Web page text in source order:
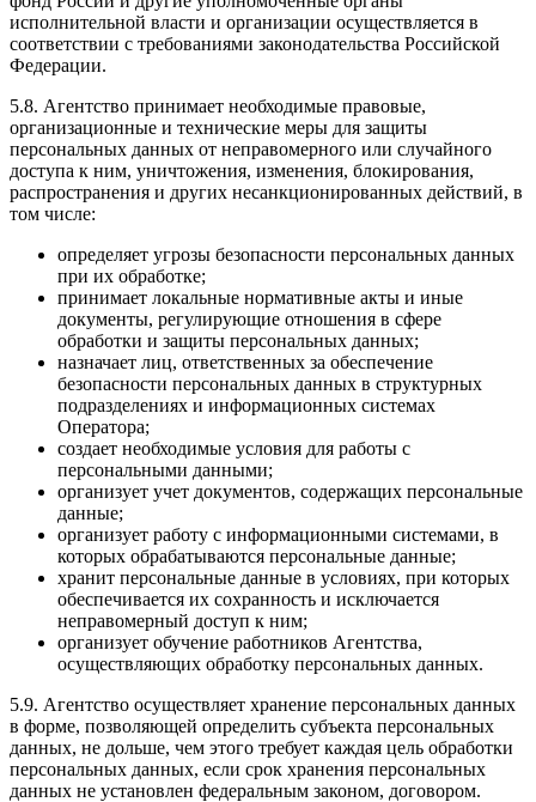
исполнительной власти и организации осуществляется в
соответствии с требованиями законодательства Российской
Федерации.
5.8. Агентство принимает необходимые правовые,
организационные и технические меры для защиты
персональных данных от неправомерного или случайного
доступа к ним, уничтожения, изменения, блокирования,
распространения и других несанкционированных действий, в
том числе:
определяет угрозы безопасности персональных данных
при их обработке;
принимает локальные нормативные акты и иные
документы, регулирующие отношения в сфере
обработки и защиты персональных данных;
назначает лиц, ответственных за обеспечение
безопасности персональных данных в структурных
подразделениях и информационных системах
Оператора;
создает необходимые условия для работы с
персональными данными;
организует учет документов, содержащих персональные
данные;
организует работу с информационными системами, в
которых обрабатываются персональные данные;
хранит персональные данные в условиях, при которых
обеспечивается их сохранность и исключается
неправомерный доступ к ним;
организует обучение работников Агентства,
осуществляющих обработку персональных данных.
5.9. Агентство осуществляет хранение персональных данных
в форме, позволяющей определить субъекта персональных
данных, не дольше, чем этого требует каждая цель обработки
персональных данных, если срок хранения персональных
данных не установлен федеральным законом, договором.